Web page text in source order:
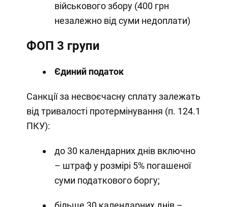
військового збору (400 грн
незалежно від суми недоплати)
ФОП 3 групи
Єдиний податок
Санкції за несвоєчасну сплату залежать
від тривалості протермінування (п. 124.1
ПКУ):
до 30 календарних днів включно
– штраф у розмірі 5% погашеної
суми податкового боргу;